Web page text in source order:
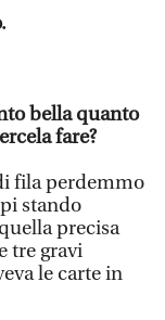
bella quanto
fare?
fila perdemmo
stando
precisa
tre gravi
le carte in